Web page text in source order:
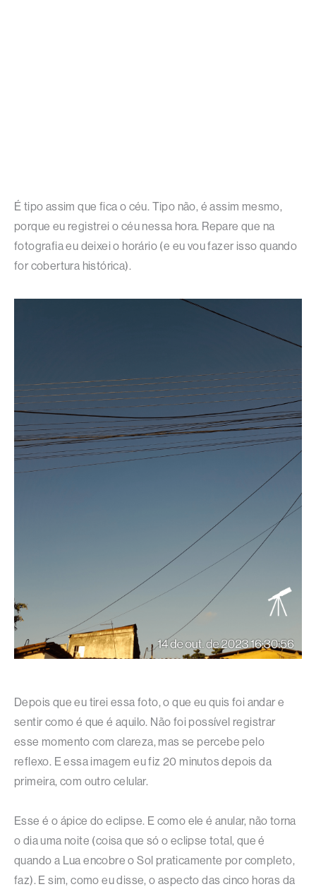
É tipo assim que fica o céu. Tipo não, é assim mesmo,
porque eu registrei o céu nessa hora. Repare que na
fotografia eu deixei o horário (e eu vou fazer isso quando
for cobertura histórica).
Depois que eu tirei essa foto, o que eu quis foi andar e
sentir como é que é aquilo. Não foi possível registrar
esse momento com clareza, mas se percebe pelo
reflexo. E essa imagem eu fiz 20 minutos depois da
primeira, com outro celular.
Esse é o ápice do eclipse. E como ele é anular, não torna
o dia uma noite (coisa que só o eclipse total, que é
quando a Lua encobre o Sol praticamente por completo,
faz). E sim, como eu disse, o aspecto das cinco horas da